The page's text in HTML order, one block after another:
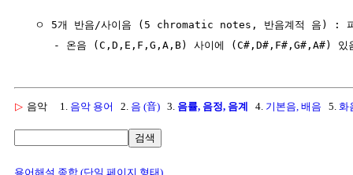
ㅇ 5개 반음/사이음 (5 chromatic notes, 반음계적 음) : 피
▷ 음악 1. 음악 용어 2. 음 (音) 3. 음률, 음정, 음계 4. 기본음, 배음 5. 화
검색
용어해설 종합 (단일 페이지 형태)